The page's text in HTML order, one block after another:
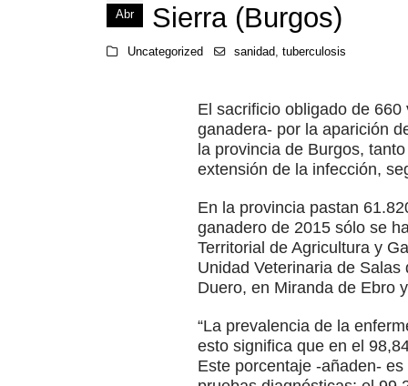
Abr
Sierra (Burgos)
Uncategorized sanidad,tuberculosis
El sacrificio obligado de
ganadera- por la aparición
la provincia de Burgos,
extensión de la infección,
En la provincia pastan
ganadero de 2015 sólo se
Territorial de Agricultura y
Unidad Veterinaria de
Duero, en Miranda de Ebro
“La prevalencia de la
esto significa que en el
Este porcentaje -añaden-